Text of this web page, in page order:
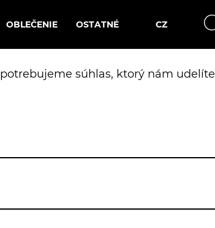
CZ
OBLEČENIE OSTATNÉ
súhlas, ktorý nám udelíte